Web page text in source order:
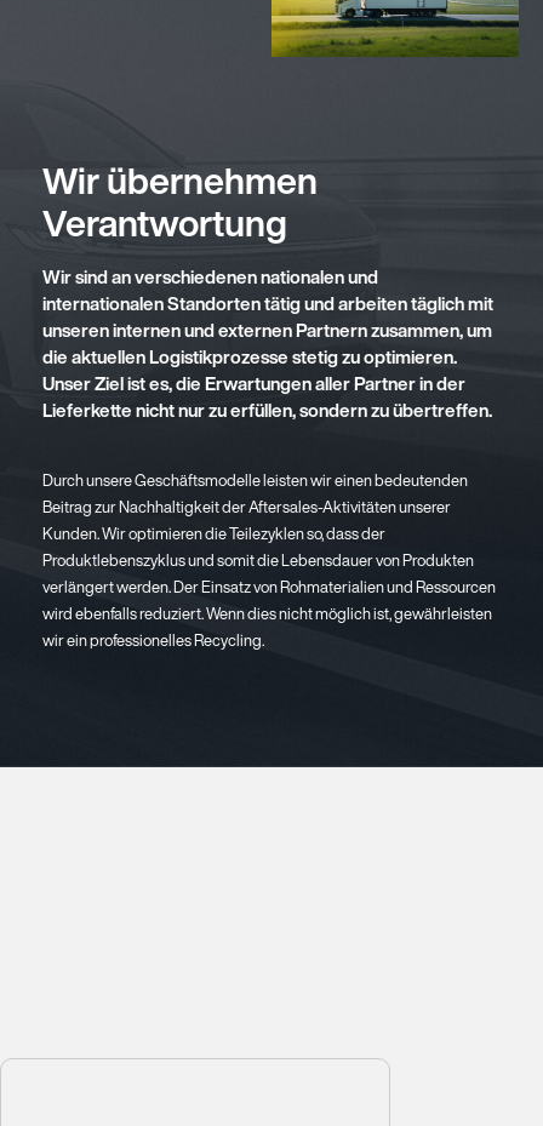
Wir übernehmen
Verantwortung
Wir sind an verschiedenen nationalen und
internationalen Standorten tätig und arbeiten täglich mit
unseren internen und externen Partnern zusammen, um
die aktuellen Logistikprozesse stetig zu optimieren.
Unser Ziel ist es, die Erwartungen aller Partner in der
Lieferkette nicht nur zu erfüllen, sondern zu übertreffen.
Durch unsere Geschäftsmodelle leisten wir einen bedeutenden
Beitrag zur Nachhaltigkeit der Aftersales-Aktivitäten unserer
Kunden. Wir optimieren die Teilezyklen so, dass der
Produktlebenszyklus und somit die Lebensdauer von Produkten
verlängert werden. Der Einsatz von Rohmaterialien und Ressourcen
wird ebenfalls reduziert. Wenn dies nicht möglich ist, gewährleisten
wir ein professionelles Recycling.